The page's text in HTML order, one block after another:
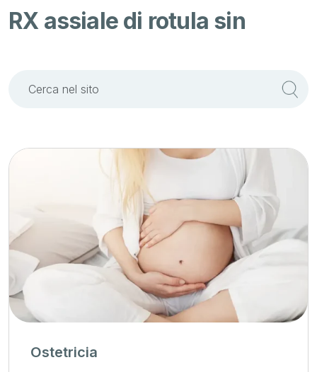
RX assiale di rotula sin
Ostetricia